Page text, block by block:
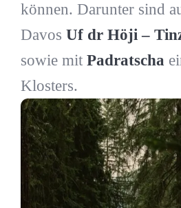
können. Darunter sind
Davos Uf dr Höji –
sowie mit Padratscha
Klosters.